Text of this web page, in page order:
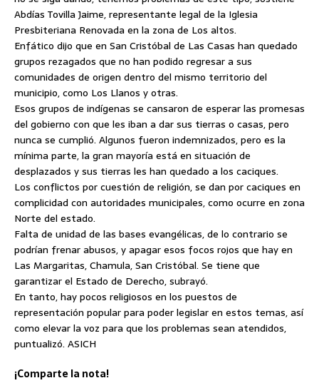
Abdías Tovilla Jaime, representante legal de la Iglesia
Presbiteriana Renovada en la zona de Los altos.
Enfático dijo que en San Cristóbal de Las Casas han quedado
grupos rezagados que no han podido regresar a sus
comunidades de origen dentro del mismo territorio del
municipio, como Los Llanos y otras.
Esos grupos de indígenas se cansaron de esperar las promesas
del gobierno con que les iban a dar sus tierras o casas, pero
nunca se cumplió. Algunos fueron indemnizados, pero es la
mínima parte, la gran mayoría está en situación de
desplazados y sus tierras les han quedado a los caciques.
Los conflictos por cuestión de religión, se dan por caciques en
complicidad con autoridades municipales, como ocurre en zona
Norte del estado.
Falta de unidad de las bases evangélicas, de lo contrario se
podrían frenar abusos, y apagar esos focos rojos que hay en
Las Margaritas, Chamula, San Cristóbal. Se tiene que
garantizar el Estado de Derecho, subrayó.
En tanto, hay pocos religiosos en los puestos de
representación popular para poder legislar en estos temas, así
como elevar la voz para que los problemas sean atendidos,
puntualizó. ASICH
¡Comparte la nota!